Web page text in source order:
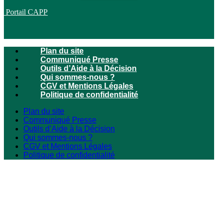
Portail CAPP
Plan du site
Communiqué Presse
Outils d’Aide à la Décision
Qui sommes-nous ?
CGV et Mentions Légales
Politique de confidentialité
Plan du site
Communiqué Presse
Outils d’Aide à la Décision
Qui sommes-nous ?
CGV et Mentions Légales
Politique de confidentialité